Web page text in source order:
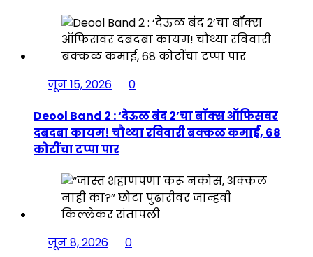
जून 15, 2026
0
Deool Band 2 : ‘देऊळ बंद 2’चा बॉक्स ऑफिसवर
दबदबा कायम! चौथ्या रविवारी बक्कळ कमाई, 68
कोटींचा टप्पा पार
जून 8, 2026
0